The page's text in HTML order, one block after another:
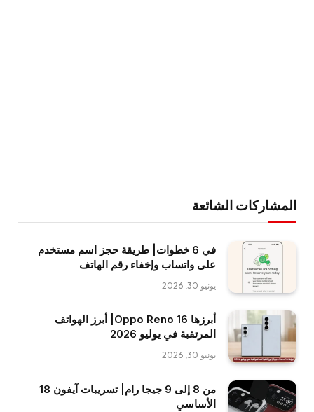
المشاركات الشائعة
في 6 خطوات| طريقة حجز اسم مستخدم
على واتساب وإخفاء رقم الهاتف
يونيو 30, 2026
أبرزها Oppo Reno 16| أبرز الهواتف
المرتقبة في يوليو 2026
يونيو 30, 2026
من 8 إلى 9 جيجا رام| تسريبات آيفون 18
الأساسي